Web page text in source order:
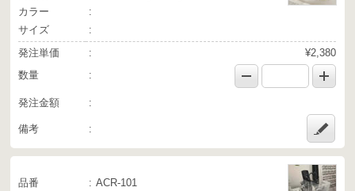
カラー
サイズ
発注単価
¥2,380
数量
発注金額
備考
品番
ACR-101